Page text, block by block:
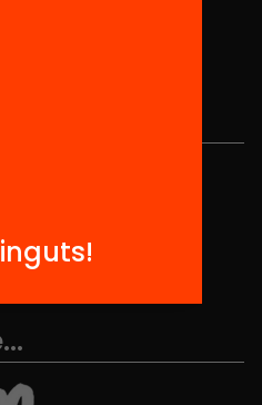
Social
Barcelona